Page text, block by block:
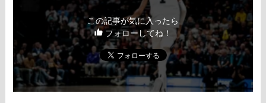
この記事が気に入ったら
フォローしてね！